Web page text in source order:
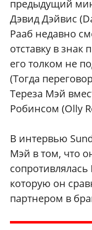
предыдущий
Дэвид Дэйвис
Рааб недавно
отставку в знак
его толком не
(Тогда
Тереза Мэй
Робинсом (Olly
В интервью
Мэй в том, что
которую он
партнером в